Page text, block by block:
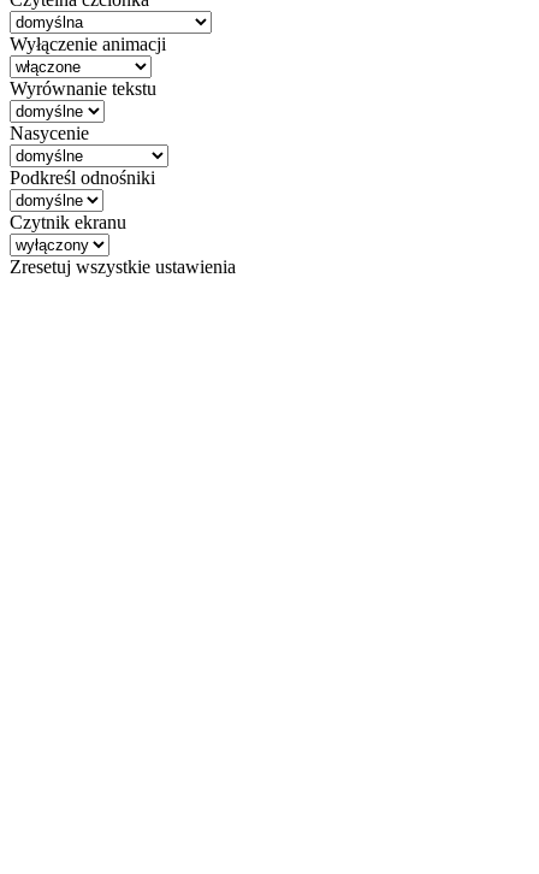
Wyłączenie animacji
Wyrównanie tekstu
Nasycenie
Podkreśl odnośniki
Czytnik ekranu
Zresetuj wszystkie ustawienia